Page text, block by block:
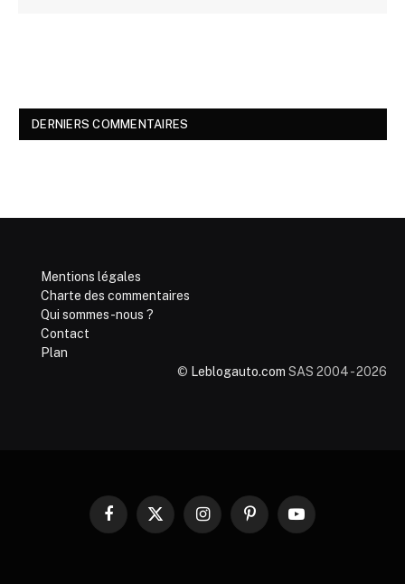
DERNIERS COMMENTAIRES
Mentions légales
Charte des commentaires
Qui sommes-nous ?
Contact
Plan
© Leblogauto.com SAS 2004 - 2026
Facebook
X
InstagramPinterestYouTube